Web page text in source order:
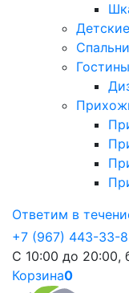
Детские
Спальни
Ответим в
+7 (967) 443-33-
С 10:00 до 20:00,
Корзина0